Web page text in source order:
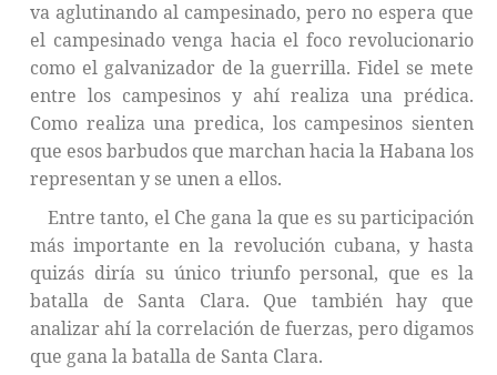
va aglutinando al campesinado, pero no espera que
el campesinado venga hacia el foco revolucionario
como el galvanizador de la guerrilla. Fidel se mete
entre los campesinos y ahí realiza una prédica.
Como realiza una predica, los campesinos sienten
que esos barbudos que marchan hacia la Habana los
representan y se unen a ellos.
Entre tanto, el Che gana la que es su participación
más importante en la revolución cubana, y hasta
quizás diría su único triunfo personal, que es la
batalla de Santa Clara. Que también hay que
analizar ahí la correlación de fuerzas, pero digamos
que gana la batalla de Santa Clara.